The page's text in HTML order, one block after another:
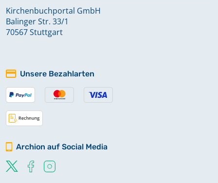
Kirchenbuchportal GmbH
Balinger Str. 33/1
70567 Stuttgart
Unsere Bezahlarten
Archion auf Social Media